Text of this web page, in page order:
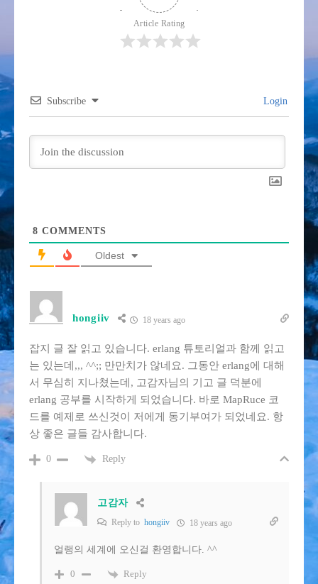
Article Rating
Subscribe Login
8 COMMENTS
Oldest
hongiiv 18 years ago
잡지 글 잘 읽고 있습니다. erlang 튜토리얼과 함께 읽고
는 있는데,,, ^^;; 만만치가 않네요. 그동안 erlang에 대해
서 무심히 지나쳤는데, 고감자님의 기고 글 덕분에
erlang 공부를 시작하게 되었습니다. 바로 MapRuce 코
드를 예제로 쓰신것이 저에게 동기부여가 되었네요. 항
상 좋은 글들 감사합니다.
0 Reply
고감자
Reply to hongiiv 18 years ago
얼랭의 세계에 오신걸 환영합니다. ^^
0 Reply